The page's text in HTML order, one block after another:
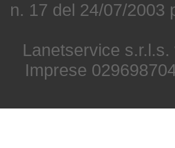
n. 17 del 24/07/2003
Lanetservice
Imprese